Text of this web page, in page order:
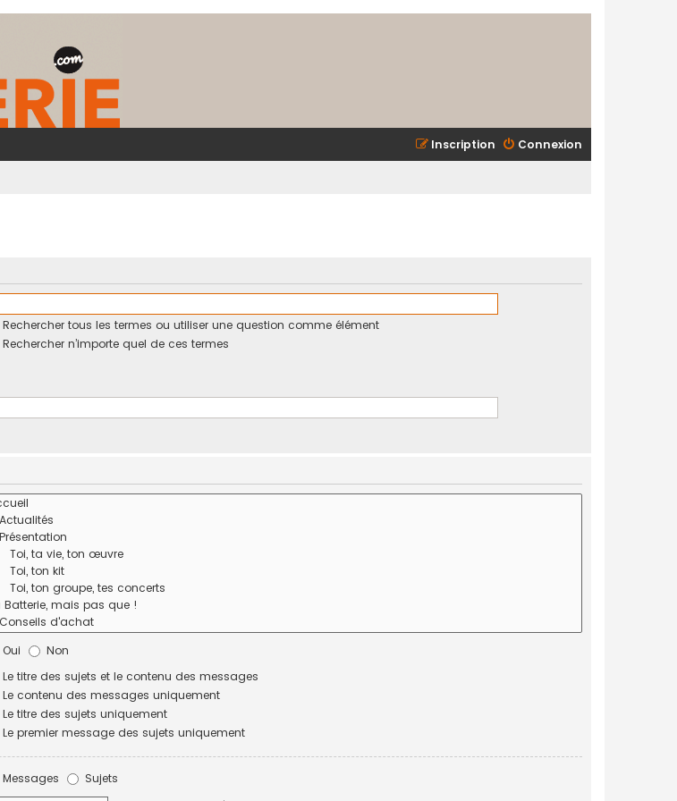
Connexion
Inscription
Rechercher tous les termes ou utiliser une question comme élément
Rechercher n’importe quel de ces termes
Oui
Non
Le titre des sujets et le contenu des messages
Le contenu des messages uniquement
Le titre des sujets uniquement
Le premier message des sujets uniquement
Messages
Sujets